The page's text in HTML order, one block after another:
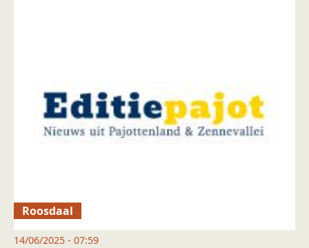
Roosdaal
14/06/2025 - 07:59